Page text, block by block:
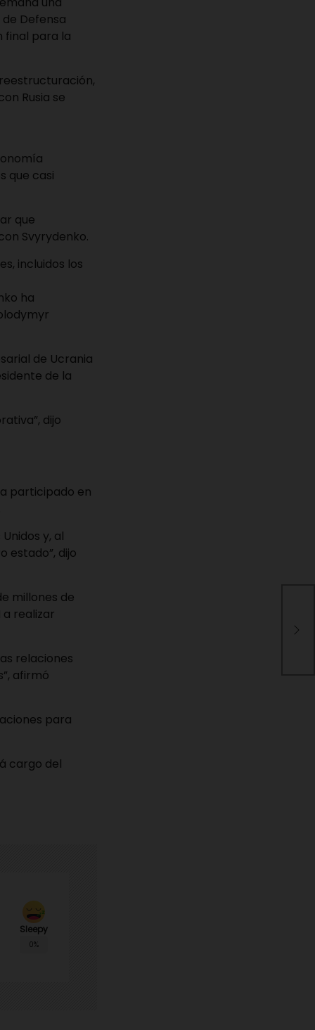
Defensa
final para la
Rusia se
que casi
que
Svyrydenko.
incluidos los
ha
de Ucrania
de la
dijo
participado en
y, al
estado”, dijo
millones de
a realizar
relaciones
afirmó
para
cargo del
Sleepy
0%